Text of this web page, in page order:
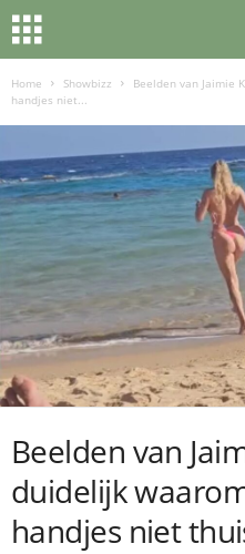
Home Showbizz
Beelden van Jaimie
handjes niet...
Beelden van
duidelijk
handjes niet